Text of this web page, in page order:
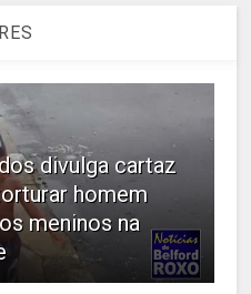
divulga cartaz
homem
meninos na